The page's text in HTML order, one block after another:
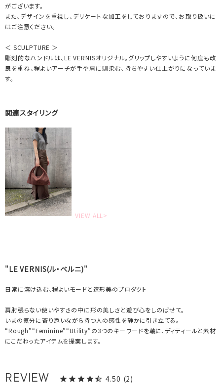
がございます。
また、デザインを重視し、デリケートな加工をしておりますので、お取り扱いに
はご注意ください。
＜ SCULPTURE ＞
彫刻的なハンドルは、LE VERNISオリジナル。グリップしやすいように何度も改
良を重ね、程よいアーチが手や肩に馴染む、持ちやすい仕上がりになっていま
す。
関連スタイリング
VIEW ALL>
"LE VERNIS(ル・ベルニ)"
日常に溶け込む、程よいモードと造形美のプロダクト
肩肘張らない使いやすさの中に形の美しさと遊び心をしのばせて。
いまの気分に寄り添いながら持つ人の感性を静かに引き立てる。
“Rough”“Feminine”“Utility”の3つのキーワードを軸に、ディティールと素材
にこだわったアイテムを提案します。
4.50 2